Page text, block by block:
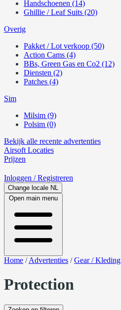
Handschoenen (14)
Ghillie / Leaf Suits (20)
Overig
Pakket / Lot verkoop (50)
Action Cams (4)
BBs, Green Gas en Co2 (12)
Diensten (2)
Patches (4)
Sim
Milsim (9)
Polsim (0)
Bekijk alle recente advertenties
Airsoft Locaties
Prijzen
Inloggen / Registreren
Change locale NL
Open main menu
Home /Advertenties /Gear / Kleding
Protection